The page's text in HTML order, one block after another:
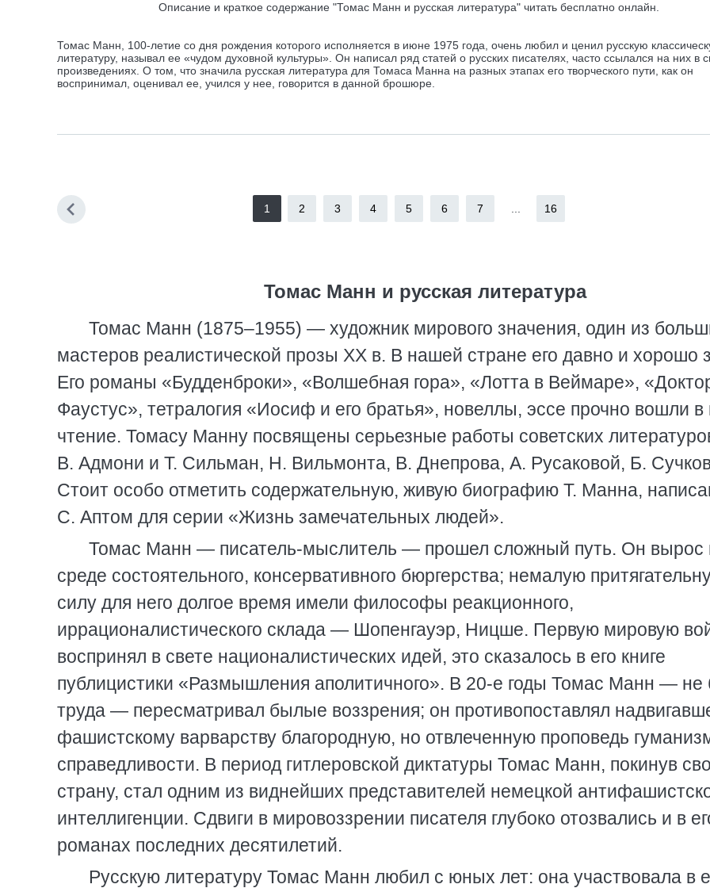
Описание и краткое содержание "Томас Манн и русская литература" читать бесплатно онлайн.
Томас Манн, 100-летие со дня рождения которого исполняется в июне 1975 года, очень любил и ценил русскую
литературу, называл ее «чудом духовной культуры». Он написал ряд статей о русских писателях, часто ссылался на них в
произведениях. О том, что значила русская литература для Томаса Манна на разных этапах его творческого пути, как он
воспринимал, оценивал ее, учился у нее, говорится в данной брошюре.
1 2 3 4 5 6 7 16
Томас Манн и русская литература
Томас Манн (1875–1955) — художник мирового значения, один из
мастеров реалистической прозы XX в. В нашей стране его давно и хорошо
Его романы «Будденброки», «Волшебная гора», «Лотта в Веймаре»,
Фаустус», тетралогия «Иосиф и его братья», новеллы, эссе прочно вошли
чтение. Томасу Манну посвящены серьезные работы советских
В. Адмони и Т. Сильман, Н. Вильмонта, В. Днепрова, А. Русаковой, Б.
Стоит особо отметить содержательную, живую биографию Т. Манна,
С. Аптом для серии «Жизнь замечательных людей».
Томас Манн — писатель-мыслитель — прошел сложный путь. Он вырос
среде состоятельного, консервативного бюргерства; немалую
силу для него долгое время имели философы реакционного,
иррационалистического склада — Шопенгауэр, Ницше. Первую мировую
воспринял в свете националистических идей, это сказалось в его книге
публицистики «Размышления аполитичного». В 20-е годы Томас Манн — не
труда — пересматривал былые воззрения; он противопоставлял
фашистскому варварству благородную, но отвлеченную проповедь
справедливости. В период гитлеровской диктатуры Томас Манн, покинув
страну, стал одним из виднейших представителей немецкой
интеллигенции. Сдвиги в мировоззрении писателя глубоко отозвались и в
романах последних десятилетий.
Русскую литературу Томас Манн любил с юных лет: она участвовала в